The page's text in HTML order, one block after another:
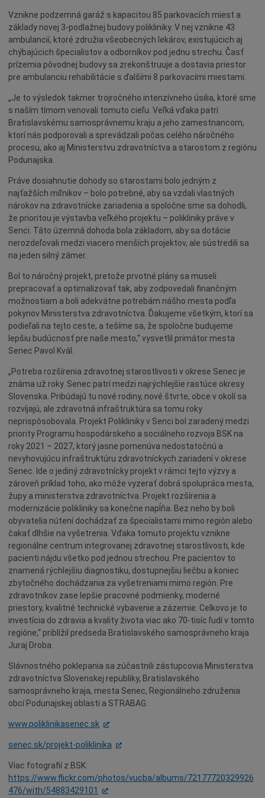
Ocenenia
Voľby
Šport
Naše školy
Partnerské mestá
Národnostné menšiny
Podujatie
Cyklomesto
Rekonštrukcia
História
Turizmus
Slnečné jazerá
Zdravotníctvo
Dobrovoľníctvo
Rady a tipy
Benefícia
Deti a rodina
Dobrovoľníctvo
Duchovný život
EkoMesto
Tradície
Veda
Zvieratá
Súťaž
Pracovné ponuky
Vznikne podzemná garáž s kapacitou 85 parkovacích miest a
základy novej 3-podlažnej budovy polikliniky. V nej vznikne 43
ambulancií, ktoré združia všeobecných lekárov, existujúcich aj
chýbajúcich špecialistov a odborníkov pod jednu strechu. Časť
prízemia pôvodnej budovy sa zrekonštruuje a dostavia priestor
pre ambulanciu rehabilitácie s ďalšími 8 parkovacími miestami.
„Je to výsledok takmer trojročného intenzívneho úsilia, ktoré sme
s naším tímom venovali tomuto cieľu. Veľká vďaka patrí
Bratislavskému samosprávnemu kraju a jeho zamestnancom,
ktorí nás podporovali a sprevádzali počas celého náročného
procesu, ako aj Ministerstvu zdravotníctva a starostom z regiónu
Podunajska.
Práve dosiahnutie dohody so starostami bolo jedným z
najťažších míľnikov – bolo potrebné, aby sa vzdali vlastných
nárokov na zdravotnícke zariadenia a spoločne sme sa dohodli,
že prioritou je výstavba veľkého projektu – polikliniky práve v
Senci. Táto územná dohoda bola základom, aby sa dotácie
nerozdeľovali medzi viacero menších projektov, ale sústredili sa
na jeden silný zámer.
Bol to náročný projekt, pretože prvotné plány sa museli
prepracovať a optimalizovať tak, aby zodpovedali finančným
možnostiam a boli adekvátne potrebám nášho mesta podľa
pokynov Ministerstva zdravotníctva. Ďakujeme všetkým, ktorí sa
podieľali na tejto ceste, a tešíme sa, že spoločne budujeme
lepšiu budúcnosť pre naše mesto,“ vysvetlil primátor mesta
Senec Pavol Kvál.
„Potreba rozšírenia zdravotnej starostlivosti v okrese Senec je
známa už roky. Senec patrí medzi najrýchlejšie rastúce okresy
Slovenska. Pribúdajú tu nové rodiny, nové štvrte, obce v okolí sa
rozvíjajú, ale zdravotná infraštruktúra sa tomu roky
neprispôsobovala. Projekt Polikliniky v Senci bol zaradený medzi
priority Programu hospodárskeho a sociálneho rozvoja BSK na
roky 2021 – 2027, ktorý jasne pomenúva nedostatočnú a
nevyhovujúcu infraštruktúru zdravotníckych zariadení v okrese
Senec. Ide o jediný zdravotnícky projekt v rámci tejto výzvy a
zároveň príklad toho, ako môže vyzerať dobrá spolupráca mesta,
župy a ministerstva zdravotníctva. Projekt rozšírenia a
modernizácie polikliniky sa konečne napĺňa. Bez neho by boli
obyvatelia nútení dochádzať za špecialistami mimo región alebo
čakať dlhšie na vyšetrenia. Vďaka tomuto projektu vznikne
regionálne centrum integrovanej zdravotnej starostlivosti, kde
pacienti nájdu všetko pod jednou strechou. Pre pacientov to
znamená rýchlejšiu diagnostiku, dostupnejšiu liečbu a koniec
zbytočného dochádzania za vyšetreniami mimo región. Pre
zdravotníkov zase lepšie pracovné podmienky, moderné
priestory, kvalitné technické vybavenie a zázemie. Celkovo je to
investícia do zdravia a kvality života viac ako 70-tisíc ľudí v tomto
regióne,“ priblížil predseda Bratislavského samosprávneho kraja
Juraj Droba.
Slávnostného poklepania sa zúčastnili zástupcovia Ministerstva
zdravotníctva Slovenskej republiky, Bratislavského
samosprávneho kraja, mesta Senec, Regionálneho združenia
obcí Podunajskej oblasti a STRABAG.
www.poliklinikasenec.sk
senec.sk/projekt-poliklinika
Viac fotografií z BSK:
https://www.flickr.com/photos/vucba/albums/72177720329926
476/with/54883429101